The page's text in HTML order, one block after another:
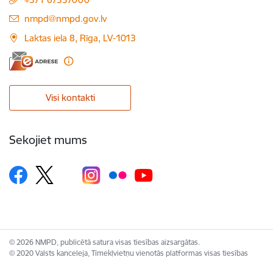
E-pasts:
nmpd@nmpd.gov.lv
Laktas iela 8, Rīga, LV-1013
Visi kontakti
Sekojiet mums
© 2026 NMPD, publicētā satura visas tiesības aizsargātas.
© 2020 Valsts kanceleja, Tīmekļvietņu vienotās platformas visas tiesības